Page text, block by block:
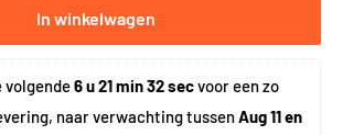
In winkelwagen
volgende 6 u 21 min 31 sec voor een zo
naar verwachting tussen Aug 11 en